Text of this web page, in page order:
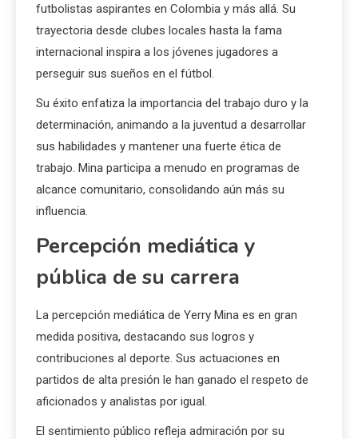
futbolistas aspirantes en Colombia y más allá. Su
trayectoria desde clubes locales hasta la fama
internacional inspira a los jóvenes jugadores a
perseguir sus sueños en el fútbol.
Su éxito enfatiza la importancia del trabajo duro y la
determinación, animando a la juventud a desarrollar
sus habilidades y mantener una fuerte ética de
trabajo. Mina participa a menudo en programas de
alcance comunitario, consolidando aún más su
influencia.
Percepción mediática y
pública de su carrera
La percepción mediática de Yerry Mina es en gran
medida positiva, destacando sus logros y
contribuciones al deporte. Sus actuaciones en
partidos de alta presión le han ganado el respeto de
aficionados y analistas por igual.
El sentimiento público refleja admiración por su